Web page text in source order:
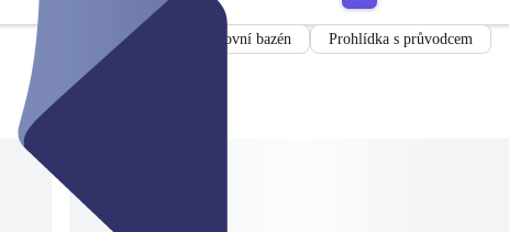
Venkovní bazén Prohlídka s průvodcem